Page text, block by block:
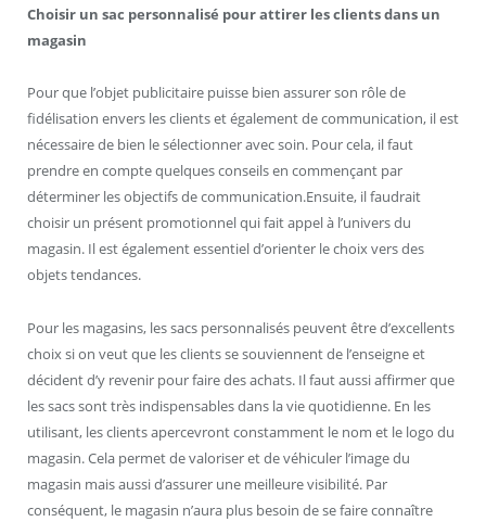
Choisir un sac personnalisé pour attirer les clients dans un
magasin
Pour que l’objet publicitaire puisse bien assurer son rôle de
fidélisation envers les clients et également de communication, il est
nécessaire de bien le sélectionner avec soin. Pour cela, il faut
prendre en compte quelques conseils en commençant par
déterminer les objectifs de communication.Ensuite, il faudrait
choisir un présent promotionnel qui fait appel à l’univers du
magasin. Il est également essentiel d’orienter le choix vers des
objets tendances.
Pour les magasins, les sacs personnalisés peuvent être d’excellents
choix si on veut que les clients se souviennent de l’enseigne et
décident d’y revenir pour faire des achats. Il faut aussi affirmer que
les sacs sont très indispensables dans la vie quotidienne. En les
utilisant, les clients apercevront constamment le nom et le logo du
magasin. Cela permet de valoriser et de véhiculer l’image du
magasin mais aussi d’assurer une meilleure visibilité. Par
conséquent, le magasin n’aura plus besoin de se faire connaître